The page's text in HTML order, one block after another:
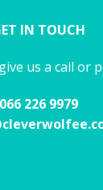
IN TOUCH
us a call or
066 226 9979